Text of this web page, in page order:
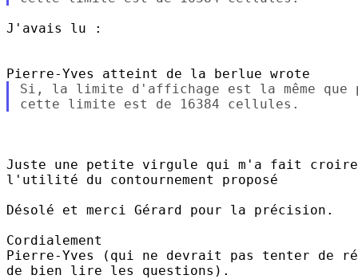
J'avais lu :
Si, la limite d'affichage est la même
Juste une petite virgule qui m'a fait
l'utilité du contournement proposé
Désolé et merci Gérard pour la précision.
Cordialement
Pierre-Yves (qui ne devrait pas tenter de
de bien lire les questions).